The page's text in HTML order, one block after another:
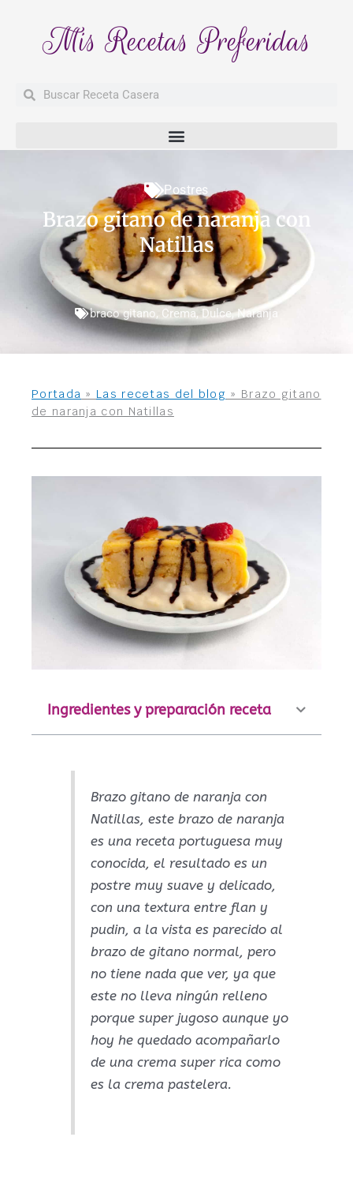
Mis Recetas Preferidas
BuscarBuscar
Postres
Brazo gitano de naranja con
Natillas
braco gitano, Crema, Dulce,Naranja
Portada » Las recetas del blog » Brazo gitano
de naranja con Natillas
Ingredientes y preparación receta
Brazo gitano de naranja con
Natillas, este brazo de naranja
es una receta portuguesa muy
conocida, el resultado es un
postre muy suave y delicado,
con una textura entre flan y
pudin, a la vista es parecido al
brazo de gitano normal, pero
no tiene nada que ver, ya que
este no lleva ningún relleno
porque super jugoso aunque yo
hoy he quedado acompañarlo
de una crema super rica como
es la crema pastelera.